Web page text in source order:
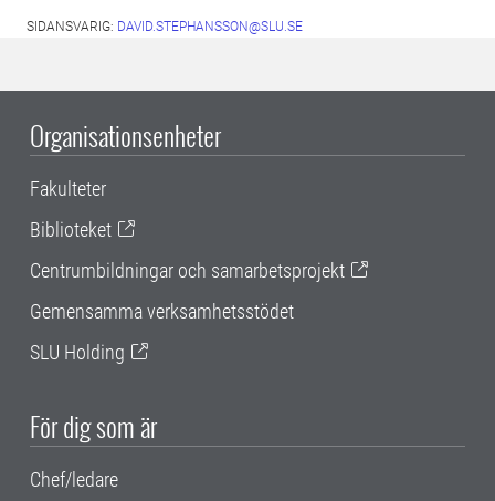
SIDANSVARIG: DAVID.STEPHANSSON@SLU.SE
Organisationsenheter
Fakulteter
Biblioteket
Centrumbildningar och samarbetsprojekt
Gemensamma verksamhetsstödet
SLU Holding
För dig som är
Chef/ledare